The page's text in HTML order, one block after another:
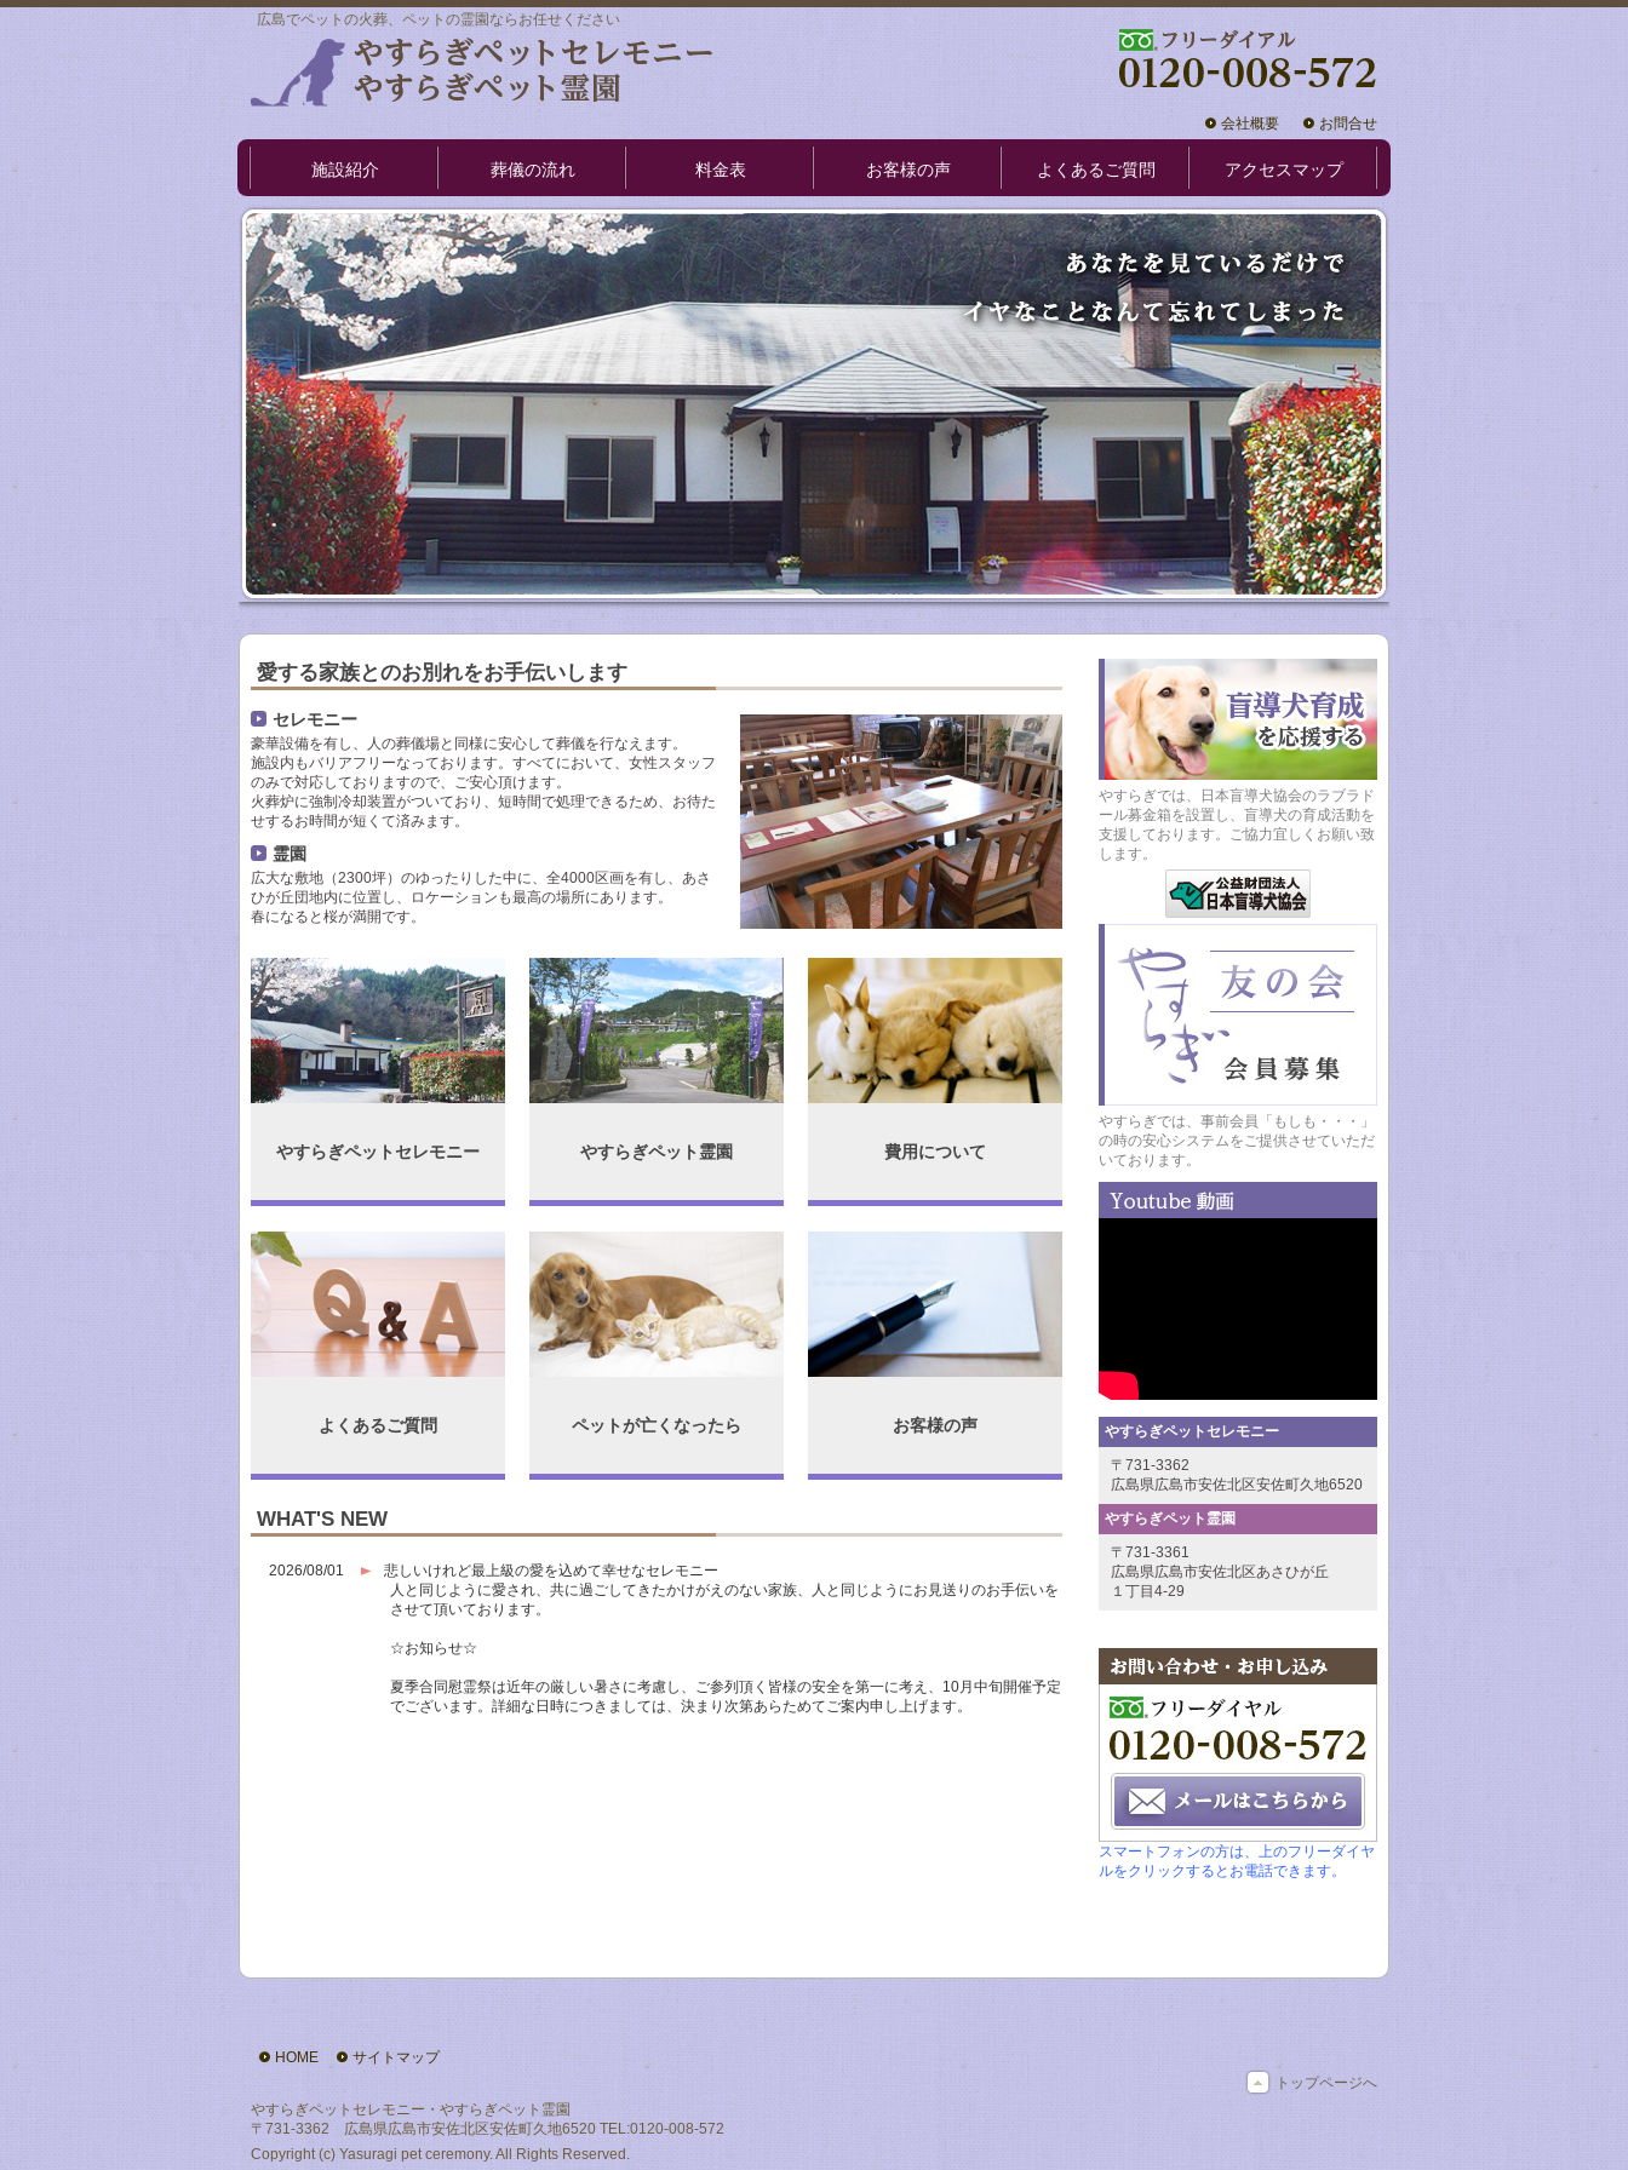
広島でペットの火葬、ペットの霊園ならお任せください
お問合せ
会社概要
施設紹介 葬儀の流れ 料金表 お客様の声 よくあるご質問 アクセスマップ
愛する家族とのお別れをお手伝いします
セレモニー
豪華設備を有し、人の葬儀場と同様に安心して葬儀を行なえます。
施設内もバリアフリーなっております。すべてにおいて、女性スタッフ
のみで対応しておりますので、ご安心頂けます。
火葬炉に強制冷却装置がついており、短時間で処理できるため、お待た
せするお時間が短くて済みます。
霊園
広大な敷地（2300坪）のゆったりした中に、全4000区画を有し、あさ
ひが丘団地内に位置し、ロケーションも最高の場所にあります。
春になると桜が満開です。
やすらぎペットセレモニー やすらぎペット霊園 費用について
よくあるご質問 ペットが亡くなったら お客様の声
WHAT'S NEW
2026/08/01
悲しいけれど最上級の愛を込めて幸せなセレモニー
人と同じように愛され、共に過ごしてきたかけがえのない家族、人と同じようにお見送りのお手伝いを
させて頂いております。
☆お知らせ☆
夏季合同慰霊祭は近年の厳しい暑さに考慮し、ご参列頂く皆様の安全を第一に考え、10月中旬開催予定
でございます。詳細な日時につきましては、決まり次第あらためてご案内申し上げます。
ご火葬のちのご粉骨、お手元供養にあたってのご粉骨をご検討中の方、フリーダイヤル 0120-008-
スタッフ一同至らない事ばかりでございますが、心新たに日々精進してまいります。
どうぞよろしくお願い申しあげます。
やすらぎでは、日本盲導犬協会のラブラド
ール募金箱を設置し、盲導犬の育成活動を
支援しております。ご協力宜しくお願い致
します。
やすらぎでは、事前会員「もしも・・・」
の時の安心システムをご提供させていただ
いております。
やすらぎペットセレモニー
〒731-3362
広島県広島市安佐北区安佐町久地6520
やすらぎペット霊園
〒731-3361
広島県広島市安佐北区あさひが丘
１丁目4-29
スマートフォンの方は、上のフリーダイヤ
ルをクリックするとお電話できます。
HOME
サイトマップ
トップページへ
やすらぎペットセレモニー・やすらぎペット霊園
〒731-3362 広島県広島市安佐北区安佐町久地6520 TEL:0120-008-572
Copyright (c) Yasuragi pet ceremony. All Rights Reserved.